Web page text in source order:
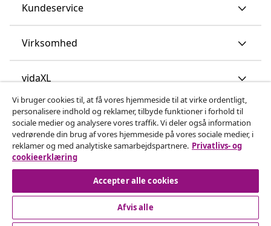
Kundeservice
Virksomhed
vidaXL
Opdag mere
© 2008-2026 www.vidaxl.dk er et website under vidaXL
Marketplace Europe B.V.
Vi bruger cookies til, at få vores hjemmeside til at virke ordentligt,
personalisere indhold og reklamer, tilbyde funktioner i forhold til
sociale medier og analysere vores traffik. Vi deler også information
vedrørende din brug af vores hjemmeside på vores sociale medier, i
reklamer og med analytiske samarbejdspartnere. Privatlivs- og
cookieerklæring
Accepter alle cookies
Afvis alle